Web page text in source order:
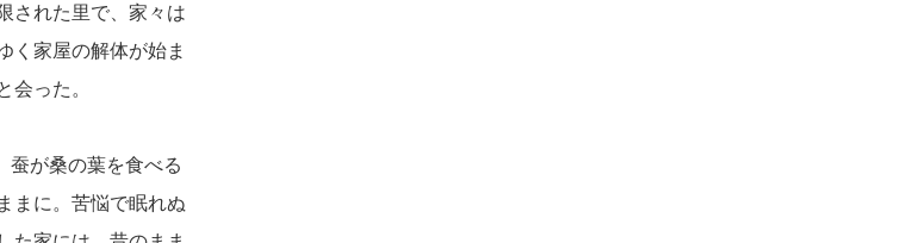
された里で、家々は
く家屋の解体が始ま
会った。
蚕が桑の葉を食べる
まに。苦悩で眠れぬ